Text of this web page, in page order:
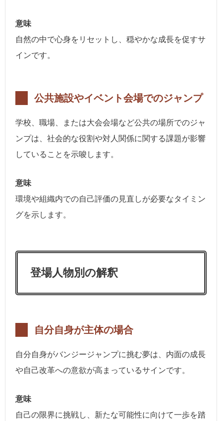
意味
自然の中で心身をリセットし、穏やかな成長を促すサ
インです。
公共施設やイベント会場でのジャンプ
学校、職場、または大会会場など公共の場所でのジャ
ンプは、社会的な役割や対人関係に関する課題が影響
していることを示唆します。
意味
環境や組織内での自己評価の見直しが必要なタイミン
グを示します。
登場人物別の解釈
自分自身が主体の場合
自分自身がバンジージャンプに挑む夢は、内面の成長
や自己改革への意欲が高まっているサインです。
意味
自己の限界に挑戦し、新たな可能性に向けて一歩を踏